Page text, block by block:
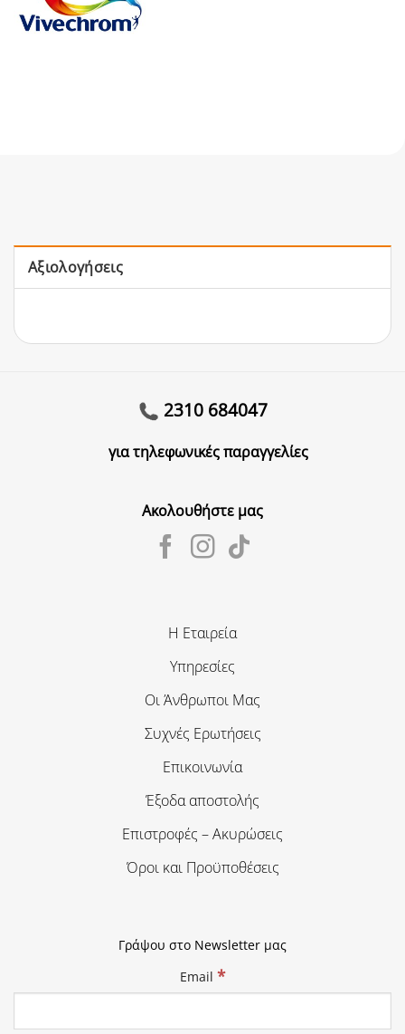
Αξιολογήσεις
2310 684047
για τηλεφωνικές παραγγελίες
Ακολουθήστε μας
Η Εταιρεία
Υπηρεσίες
Οι Άνθρωποι Μας
Συχνές Ερωτήσεις
Επικοινωνία
Έξοδα αποστολής
Επιστροφές – Ακυρώσεις
Όροι και Προϋποθέσεις
Γράψου στο Newsletter μας
Email *